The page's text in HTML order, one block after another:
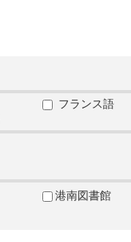
フランス語
港南図書館